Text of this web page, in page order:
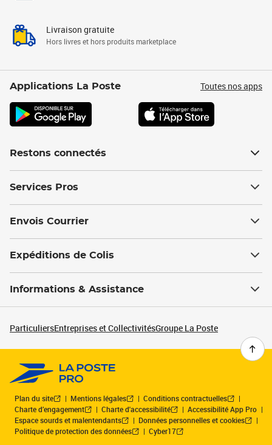
Livraison gratuite
Hors livres et hors produits marketplace
Applications La Poste Toutes nos apps
Restons connectés
Services Pros
Envois Courrier
Expéditions de Colis
Informations & Assistance
ParticuliersEntreprises et CollectivitésGroupe La Poste
Plan du site Mentions légales
Conditions contractuelles
Charte d’engagement
Charte d'accessibilité
Accessibilité App Pro
Espace sourds et malentendants
Données personnelles et cookies
Politique de protection des données
Cyber17